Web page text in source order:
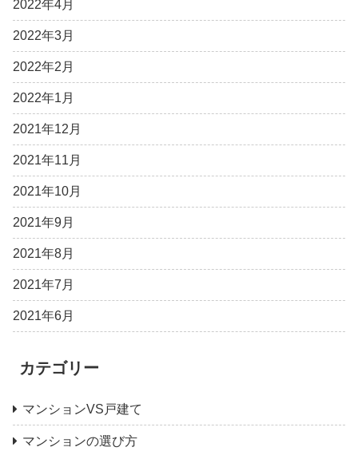
2022年4月
2022年3月
2022年2月
2022年1月
2021年12月
2021年11月
2021年10月
2021年9月
2021年8月
2021年7月
2021年6月
カテゴリー
マンションVS戸建て
マンションの選び方